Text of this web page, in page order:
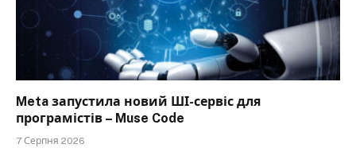
Meta запустила новий ШІ-сервіс для
програмістів – Muse Code
7 Серпня 2026